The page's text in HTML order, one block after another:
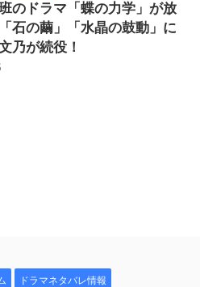
のドラマ「蝶の力学」が放
石の繭」「水晶の鼓動」に
乃が続役！
ドラマネタバレ情報